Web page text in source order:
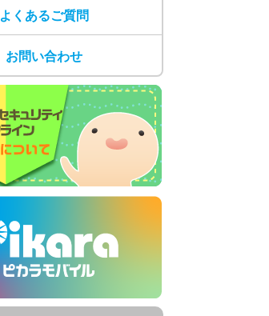
よくあるご質問
お問い合わせ